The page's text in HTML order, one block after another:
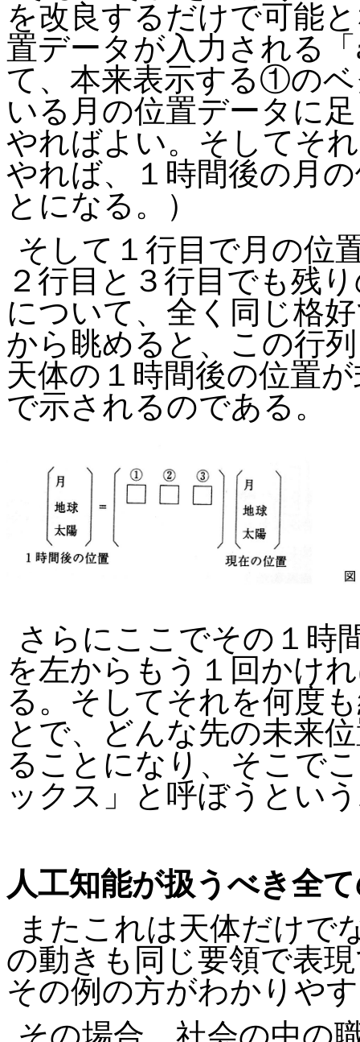
を改良するだけで可能
置データが入力される「
て、本来表示する①の
いる月の位置データに
やればよい。そしてそ
やれば、１時間後の月
とになる。）
そして１行目で月の位
２行目と３行目でも残
について、全く同じ格
から眺めると、この行
天体の１時間後の位置
で示されるのである。
さらにここでその１時
を左からもう１回かけ
る。そしてそれを何度
とで、どんな先の未来
ることになり、そこで
ックス」と呼ぼうとい
人工知能が扱うべき全
またこれは天体だけで
の動きも同じ要領で表
その例の方がわかりや